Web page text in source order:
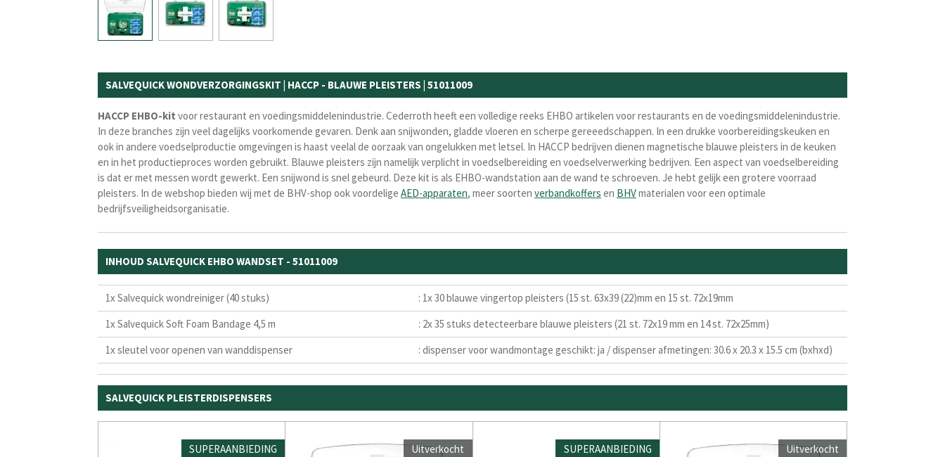
SALVEQUICK WONDVERZORGINGSKIT | HACCP - BLAUWE PLEISTERS | 51011009
HACCP EHBO-kit voor restaurant en voedingsmiddelenindustrie. Cederroth heeft een volledige reeks EHBO artikelen voor restaurants en de voedingsmiddelenindustrie.
In deze branches zijn veel dagelijks voorkomende gevaren. Denk aan snijwonden, gladde vloeren en scherpe gereeedschappen. In een drukke voorbereidingskeuken en
ook in andere voedselproductie omgevingen is haast veelal de oorzaak van ongelukken met letsel. In HACCP bedrijven dienen magnetische blauwe pleisters in de keuken
en in het productieproces worden gebruikt. Blauwe pleisters zijn namelijk verplicht in voedselbereiding en voedselverwerking bedrijven. Een aspect van voedselbereiding
is dat er met messen wordt gewerkt. Een snijwond is snel gebeurd. Deze kit is als EHBO-wandstation aan de wand te schroeven. Je hebt gelijk een grotere voorraad
pleisters. In de webshop bieden wij met de BHV-shop ook voordelige AED-apparaten, meer soorten verbandkoffers en BHVmaterialen voor een optimale
bedrijfsveiligheidsorganisatie.
INHOUD SALVEQUICK EHBO WANDSET - 51011009
1x Salvequick wondreiniger (40 stuks)
: 1x 30 blauwe vingertop pleisters (15 st. 63x39 (22)mm en 15 st. 72x19mm
1x Salvequick Soft Foam Bandage 4,5 m
: 2x 35 stuks detecteerbare blauwe pleisters (21 st. 72x19 mm en 14 st. 72x25mm)
1x sleutel voor openen van wanddispenser
: dispenser voor wandmontage geschikt: ja / dispenser afmetingen: 30.6 x 20.3 x 15.5 cm (bxhxd)
SALVEQUICK PLEISTERDISPENSERS
SUPERAANBIEDING Uitverkocht SUPERAANBIEDING Uitverkocht